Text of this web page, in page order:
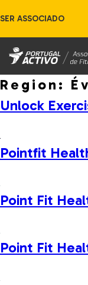
SER ASSOCIADO
Region:
Unlock
Pointfit
Point Fit
Point Fit